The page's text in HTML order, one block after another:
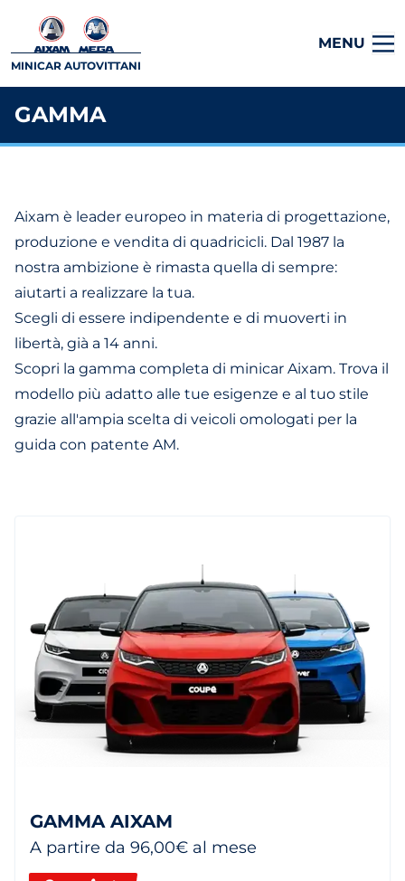
MINICAR AUTOVITTANI
MENU
GAMMA
Aixam è leader europeo in materia di progettazione,
produzione e vendita di quadricicli. Dal 1987 la
nostra ambizione è rimasta quella di sempre:
aiutarti a realizzare la tua.
Scegli di essere indipendente e di muoverti in
libertà, già a 14 anni.
Scopri la gamma completa di minicar Aixam. Trova il
modello più adatto alle tue esigenze e al tuo stile
grazie all'ampia scelta di veicoli omologati per la
guida con patente AM.
GAMMA AIXAM
A partire da 96,00€ al mese